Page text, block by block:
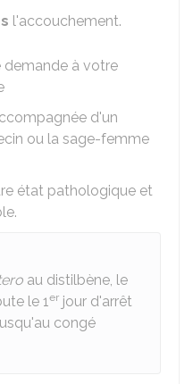
l'accouchement.
demande à votre
d'un
ou la sage-femme
état pathologique et
au distilbène, le
le 1er jour d'arrêt
congé